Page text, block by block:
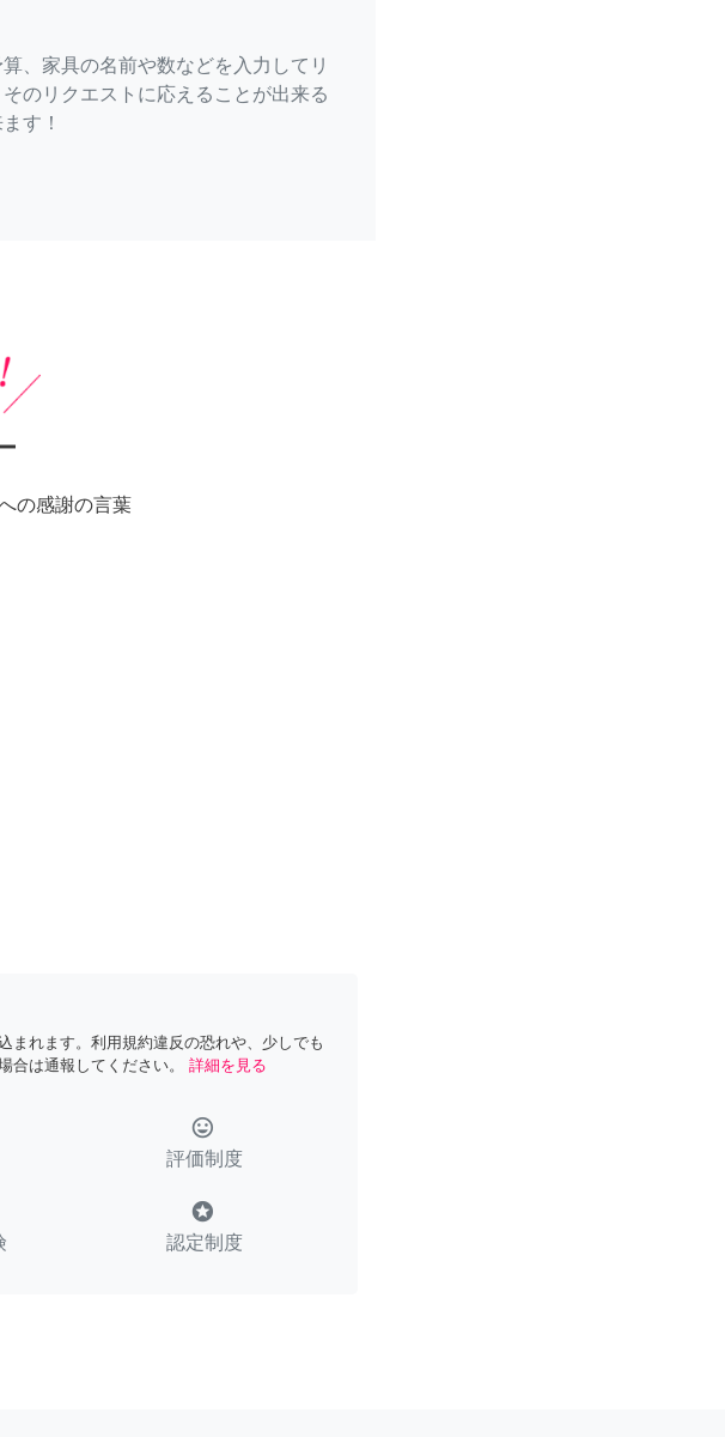
、家具の名前や数などを入力してリ
のリクエストに応えることが出来る
す！
の感謝の言葉
まれます。利用規約違反の恐れや、少しでも
合は通報してください。
詳細を見る
tag_faces
評価制度
stars
認定制度